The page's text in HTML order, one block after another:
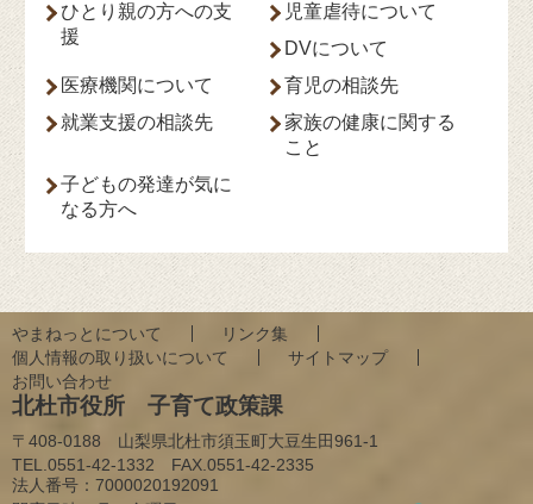
ひとり親の方への支
援
児童虐待について
DVについて
医療機関について
育児の相談先
就業支援の相談先
家族の健康に関する
こと
子どもの発達が気に
なる方へ
やまねっとについて
リンク集
個人情報の取り扱いについて
サイトマップ
お問い合わせ
北杜市役所 子育て政策課
〒408-0188 山梨県北杜市須玉町大豆生田961-1
TEL.0551-42-1332 FAX.0551-42-2335
法人番号： 7000020192091